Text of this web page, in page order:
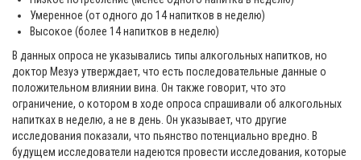
Умеренное (от одного до 14 напитков в неделю)
Высокое (более 14 напитков в неделю)
В данных опроса не указывались типы алкогольных напитков, но
доктор Мезуэ утверждает, что есть последовательные данные о
положительном влиянии вина. Он также говорит, что это
ограничение, о котором в ходе опроса спрашивали об алкогольных
напитках в неделю, а не в день. Он указывает, что другие
исследования показали, что пьянство потенциально вредно. В
будущем исследователи надеются провести исследования, которые